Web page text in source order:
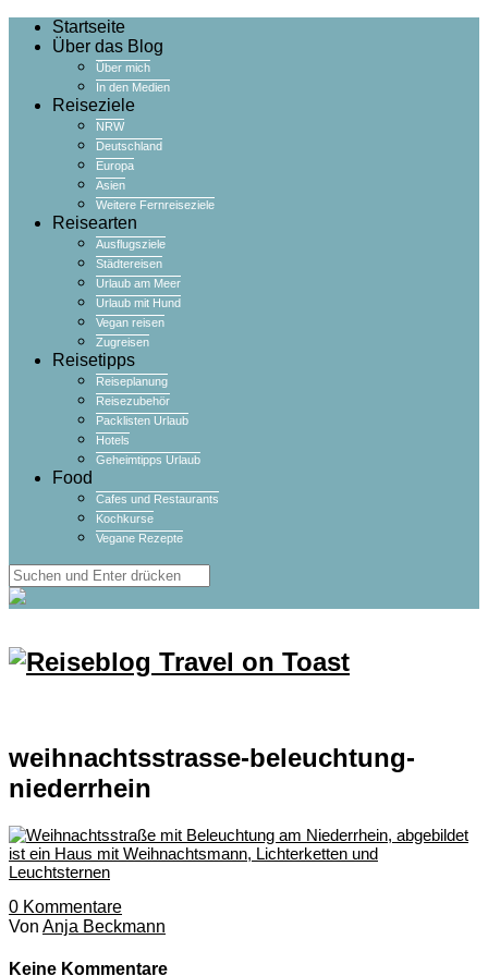
Startseite
Über das Blog
Über mich
In den Medien
Reiseziele
NRW
Deutschland
Europa
Asien
Weitere Fernreiseziele
Reisearten
Ausflugsziele
Städtereisen
Urlaub am Meer
Urlaub mit Hund
Vegan reisen
Zugreisen
Reisetipps
Reiseplanung
Reisezubehör
Packlisten Urlaub
Hotels
Geheimtipps Urlaub
Food
Cafes und Restaurants
Kochkurse
Vegane Rezepte
weihnachtsstrasse-beleuchtung-
niederrhein
0 Kommentare
Von Anja Beckmann
Keine Kommentare